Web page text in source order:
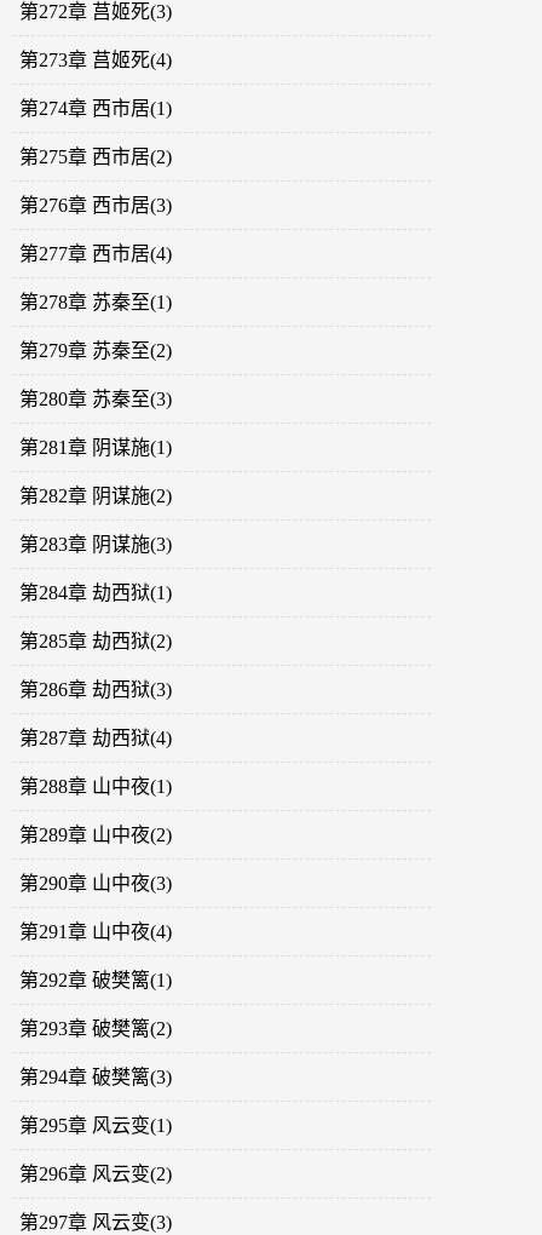
第272章 莒姬死(3)
第273章 莒姬死(4)
第274章 西市居(1)
第275章 西市居(2)
第276章 西市居(3)
第277章 西市居(4)
第278章 苏秦至(1)
第279章 苏秦至(2)
第280章 苏秦至(3)
第281章 阴谋施(1)
第282章 阴谋施(2)
第283章 阴谋施(3)
第284章 劫西狱(1)
第285章 劫西狱(2)
第286章 劫西狱(3)
第287章 劫西狱(4)
第288章 山中夜(1)
第289章 山中夜(2)
第290章 山中夜(3)
第291章 山中夜(4)
第292章 破樊篱(1)
第293章 破樊篱(2)
第294章 破樊篱(3)
第295章 风云变(1)
第296章 风云变(2)
第297章 风云变(3)